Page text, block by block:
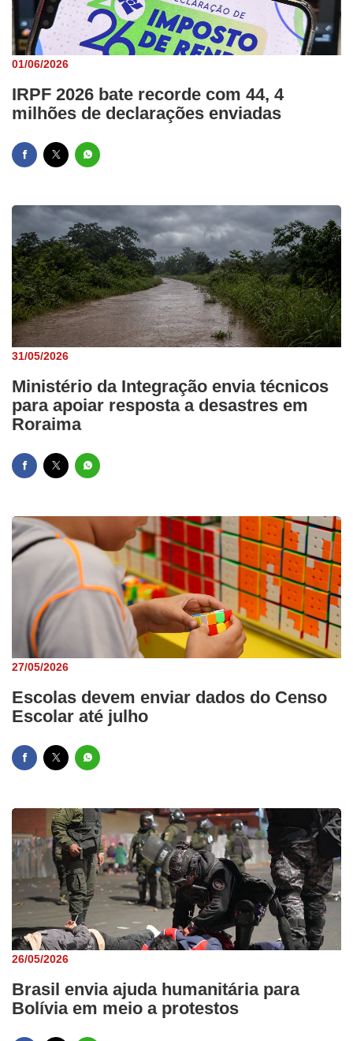
01/06/2026
IRPF 2026 bate recorde com 44, 4
milhões de declarações enviadas
31/05/2026
Ministério da Integração envia técnicos
para apoiar resposta a desastres em
Roraima
27/05/2026
Escolas devem enviar dados do Censo
Escolar até julho
26/05/2026
Brasil envia ajuda humanitária para
Bolívia em meio a protestos